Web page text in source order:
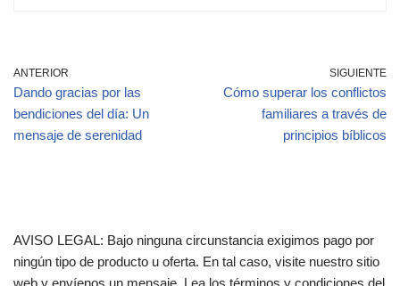
ANTERIOR
Dando gracias por las
bendiciones del día: Un
mensaje de serenidad
SIGUIENTE
Cómo superar los conflictos
familiares a través de
principios bíblicos
AVISO LEGAL: Bajo ninguna circunstancia exigimos pago por
ningún tipo de producto u oferta. En tal caso, visite nuestro sitio
web y envíenos un mensaje. Lea los términos y condiciones del